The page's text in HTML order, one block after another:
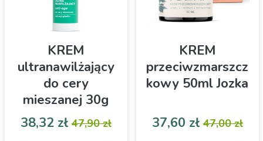
KREM
ultranawilżający
do cery
mieszanej 30g
FITOMED
Cena
38,32 złCena podstawowa
47,90 zł
KREM
przeciwzmarszcz
kowy 50ml Jozka
Cena
37,60 złCena
47,00 zł